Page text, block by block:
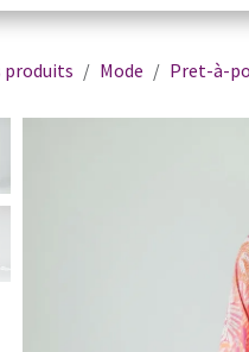
produits Mode Pret-à-